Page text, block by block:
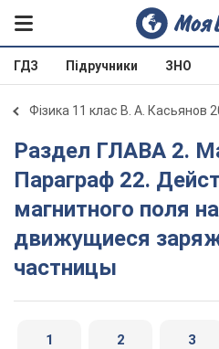
ГДЗ Підручники ЗНО
Фізика 11 клас В. А. Касьянов
Раздел ГЛАВА 2. Магнетизм.
Параграф 22.
магнитного поля на
движущиеся
частницы
1 2 3